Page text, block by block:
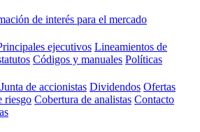
de interés para el mercado
ejecutivos Lineamientos de
Códigos y manuales Políticas
Junta de accionistas Dividendos Ofertas
riesgo Cobertura de analistas Contacto